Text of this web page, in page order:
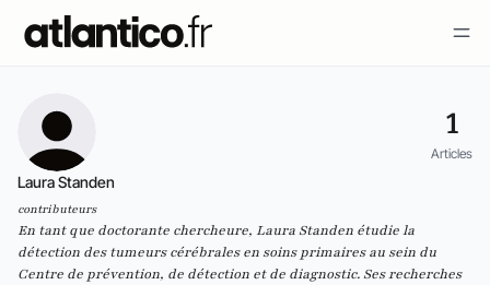
1
Articles
Laura Standen
contributeurs
En tant que doctorante chercheure, Laura Standen étudie la
détection des tumeurs cérébrales en soins primaires au sein du
Centre de prévention, de détection et de diagnostic. Ses recherches